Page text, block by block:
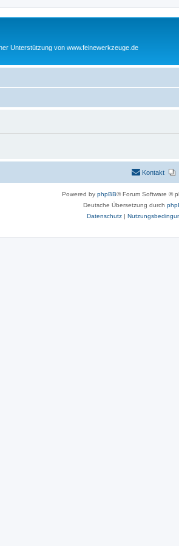
Unterstützung von www.feinewerkzeuge.de
Kontakt
Powered by phpBB® Forum Software ©
Deutsche Übersetzung durch
Datenschutz|